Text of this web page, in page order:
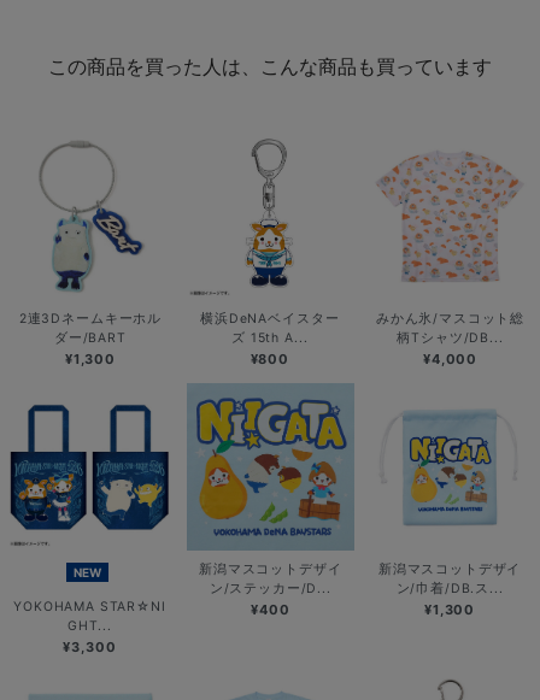
この商品を買った人は、こんな商品も買っています
2連3Dネームキーホル
ダー/BART
¥1,300
横浜DeNAベイスター
ズ 15th A...
¥800
みかん氷/マスコット総
柄Tシャツ/DB...
¥4,000
NEW
YOKOHAMA STAR☆NI
GHT...
¥3,300
新潟マスコットデザイ
ン/ステッカー/D...
¥400
新潟マスコットデザイ
ン/巾着/DB.ス...
¥1,300